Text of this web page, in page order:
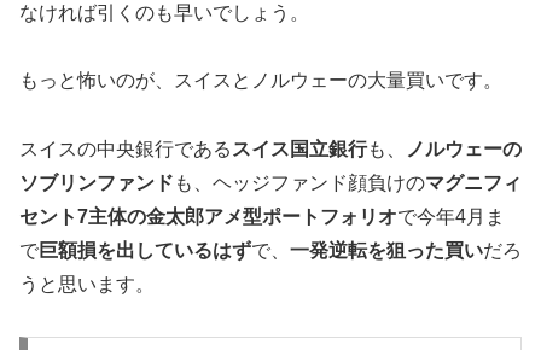
なければ引くのも早いでしょう。
もっと怖いのが、スイスとノルウェーの大量買いです。
スイスの中央銀行である スイス国立銀行も、
ノルウェーの
ソブリンファンド も、ヘッジファンド顔負けのマグニフィ
セント7主体の金太郎アメ型ポートフォリオで今年4月ま
で巨額損を出しているはずで、 一発逆転を狙った買いだろ
うと思います。